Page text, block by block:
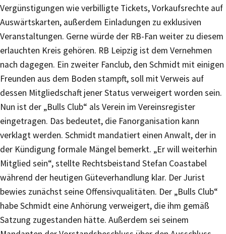
Vergünstigungen wie verbilligte Tickets, Vorkaufsrechte auf
Auswärtskarten, außerdem Einladungen zu exklusiven
Veranstaltungen. Gerne würde der RB-Fan weiter zu diesem
erlauchten Kreis gehören. RB Leipzig ist dem Vernehmen
nach dagegen. Ein zweiter Fanclub, den Schmidt mit einigen
Freunden aus dem Boden stampft, soll mit Verweis auf
dessen Mitgliedschaft jener Status verweigert worden sein.
Nun ist der „Bulls Club“ als Verein im Vereinsregister
eingetragen. Das bedeutet, die Fanorganisation kann
verklagt werden. Schmidt mandatiert einen Anwalt, der in
der Kündigung formale Mängel bemerkt. „Er will weiterhin
Mitglied sein“, stellte Rechtsbeistand Stefan Coastabel
während der heutigen Güteverhandlung klar. Der Jurist
bewies zunächst seine Offensivqualitäten. Der „Bulls Club“
habe Schmidt eine Anhörung verweigert, die ihm gemäß
Satzung zugestanden hätte. Außerdem sei seinem